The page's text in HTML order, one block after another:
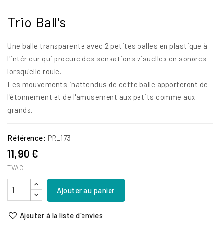
Trio Ball's
Une balle transparente avec 2 petites balles en plastique à
l'intérieur qui procure des sensations visuelles en sonores
lorsqu'elle roule.
Les mouvements inattendus de cette balle apporteront de
l'étonnement et de l'amusement aux petits comme aux
grands.
Référence: PR_173
11,90 €
TVAC
Ajouter au panier
Ajouter à la liste d'envies